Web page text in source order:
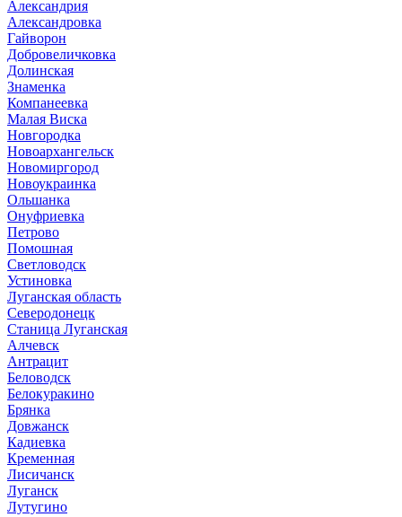
Александрия
Александровка
Гайворон
Добровеличковка
Долинская
Знаменка
Компанеевка
Малая Виска
Новгородка
Новоархангельск
Новомиргород
Новоукраинка
Ольшанка
Онуфриевка
Петрово
Помошная
Светловодск
Устиновка
Луганская область
Северодонецк
Станица Луганская
Алчевск
Антрацит
Беловодск
Белокуракино
Брянка
Довжанск
Кадиевка
Кременная
Лисичанск
Луганск
Лутугино